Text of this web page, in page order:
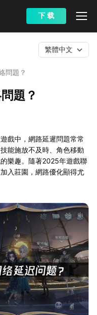
下 载
問題？
繁體中文
題？
戲中，網路延遲問題常常
能施放不及時、角色移動
樂趣。隨著2025年遊戲聯
入莊園，網路優化顯得尤